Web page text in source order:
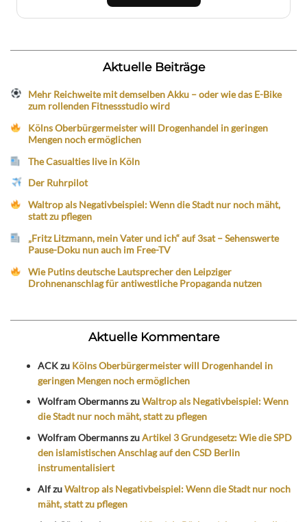
Aktuelle Beiträge
Mehr Reichweite mit demselben Akku – oder wie das E-Bike
zum rollenden Fitnessstudio wird
Kölns Oberbürgermeister will Drogenhandel in geringen
Mengen noch ermöglichen
The Casualties live in Köln
Der Ruhrpilot
Waltrop als Negativbeispiel: Wenn die Stadt nur noch mäht,
statt zu pflegen
„Fritz Litzmann, mein Vater und ich“ auf 3sat – Sehenswerte
Pause-Doku nun auch im Free-TV
Wie Putins deutsche Lautsprecher den Leipziger
Drohnenanschlag für antiwestliche Propaganda nutzen
Aktuelle Kommentare
ACKzu Kölns Oberbürgermeister will Drogenhandel in
geringen Mengen noch ermöglichen
Wolfram ObermannszuWaltrop als Negativbeispiel: Wenn
die Stadt nur noch mäht, statt zu pflegen
Wolfram ObermannszuArtikel 3 Grundgesetz: Wie die SPD
den islamistischen Anschlag auf den CSD Berlin
instrumentalisiert
AlfzuWaltrop als Negativbeispiel: Wenn die Stadt nur noch
mäht, statt zu pflegen